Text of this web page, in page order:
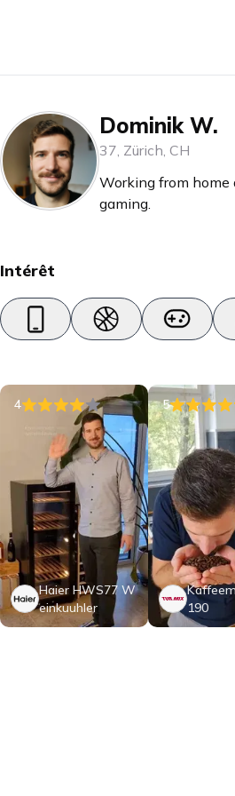
Dominik W.
37, Zürich, CH
Working from home
gaming.
Intérêt
4
Haier HWS77 W
einkuuhler
5
190